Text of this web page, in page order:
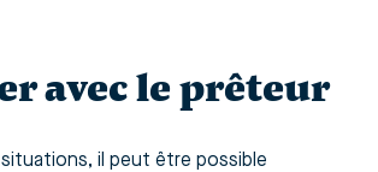
avec le prêteur
situations, il peut être possible